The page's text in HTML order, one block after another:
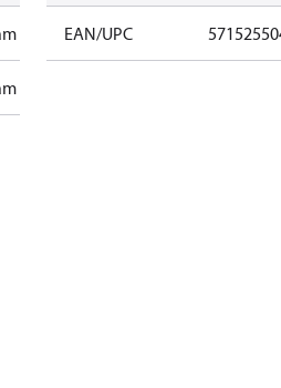
EAN/UPC